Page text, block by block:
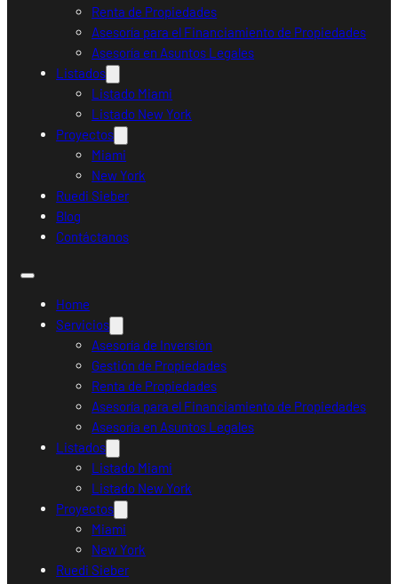
Renta de Propiedades
Asesoría para el Financiamiento de Propiedades
Asesoría en Asuntos Legales
Listados
Listado Miami
Listado New York
Proyectos
Miami
New York
Ruedi Sieber
Blog
Contáctanos
Home
Servicios
Asesoría de Inversión
Gestión de Propiedades
Renta de Propiedades
Asesoría para el Financiamiento de Propiedades
Asesoría en Asuntos Legales
Listados
Listado Miami
Listado New York
Proyectos
Miami
New York
Ruedi Sieber